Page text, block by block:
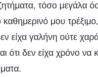
τόσο μεγάλα
μου
είχα γαλήνη ούτε
ότι δεν είχα χρόνο να